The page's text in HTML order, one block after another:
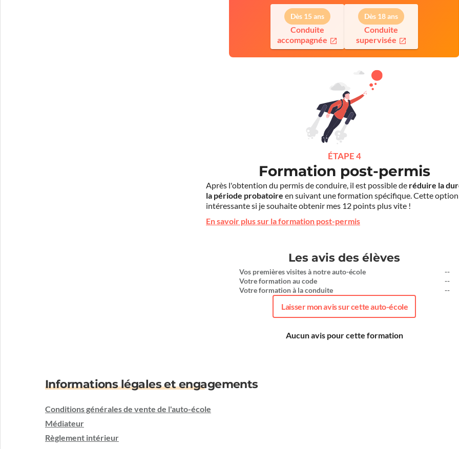
Dès 15 ans
Conduite
accompagnée
Dès 18 ans
Conduite
supervisée
ÉTAPE 4
Formation post-permis
Après l'obtention du permis de conduire, il est possible de réduire la
la période probatoire en suivant une formation spécifique. Cette
intéressante si je souhaite obtenir mes 12 points plus vite !
En savoir plus sur la formation post-permis
Les avis des élèves
Vos premières visites à notre auto-école
Votre formation au code
Votre formation à la conduite
--
--
--
Laisser mon avis sur cette auto-école
Aucun avis pour cette formation
Informations légales et engagements
Conditions générales de vente de l'auto-école
Médiateur
Règlement intérieur